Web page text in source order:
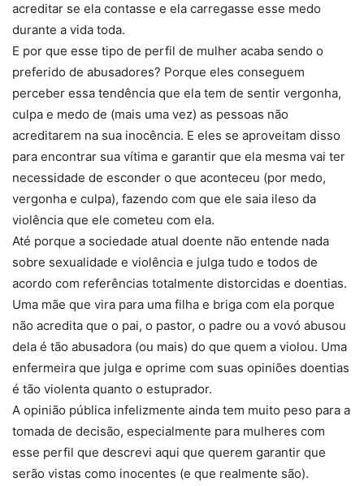
acreditar se ela contasse e ela carregasse esse medo
durante a vida toda.
E por que esse tipo de perfil de mulher acaba sendo o
preferido de abusadores? Porque eles conseguem
perceber essa tendência que ela tem de sentir vergonha,
culpa e medo de (mais uma vez) as pessoas não
acreditarem na sua inocência. E eles se aproveitam disso
para encontrar sua vítima e garantir que ela mesma vai ter
necessidade de esconder o que aconteceu (por medo,
vergonha e culpa), fazendo com que ele saia ileso da
violência que ele cometeu com ela.
Até porque a sociedade atual doente não entende nada
sobre sexualidade e violência e julga tudo e todos de
acordo com referências totalmente distorcidas e doentias.
Uma mãe que vira para uma filha e briga com ela porque
não acredita que o pai, o pastor, o padre ou a vovó abusou
dela é tão abusadora (ou mais) do que quem a violou. Uma
enfermeira que julga e oprime com suas opiniões doentias
é tão violenta quanto o estuprador.
A opinião pública infelizmente ainda tem muito peso para a
tomada de decisão, especialmente para mulheres com
esse perfil que descrevi aqui que querem garantir que
serão vistas como inocentes (e que realmente são).